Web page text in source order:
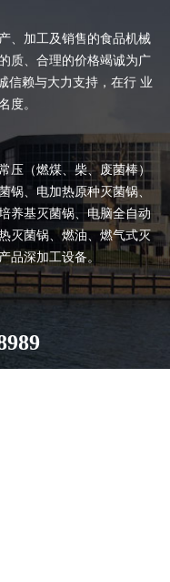
、加工及销售的食品机械
质、合理的价格竭诚为广
信赖与大力支持，在行 业
度。
压（燃煤、柴、废菌棒）
锅、电加热原种灭菌锅、
养基灭菌锅、电脑全自动
灭菌锅、燃油、燃气式灭
品深加工设备。